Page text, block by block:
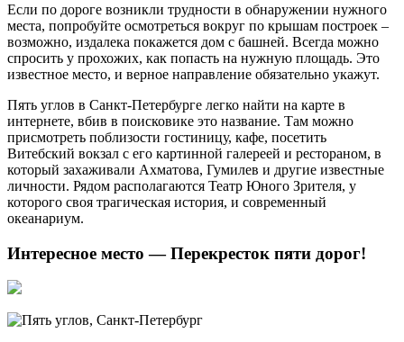
Если по дороге возникли трудности в обнаружении нужного
места, попробуйте осмотреться вокруг по крышам построек –
возможно, издалека покажется дом с башней. Всегда можно
спросить у прохожих, как попасть на нужную площадь. Это
известное место, и верное направление обязательно укажут.
Пять углов в Санкт-Петербурге легко найти на карте в
интернете, вбив в поисковике это название. Там можно
присмотреть поблизости гостиницу, кафе, посетить
Витебский вокзал с его картинной галереей и рестораном, в
который захаживали Ахматова, Гумилев и другие известные
личности. Рядом располагаются Театр Юного Зрителя, у
которого своя трагическая история, и современный
океанариум.
Интересное место — Перекресток пяти дорог!